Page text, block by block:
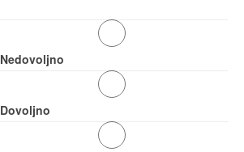
Nedovoljno
Dovoljno